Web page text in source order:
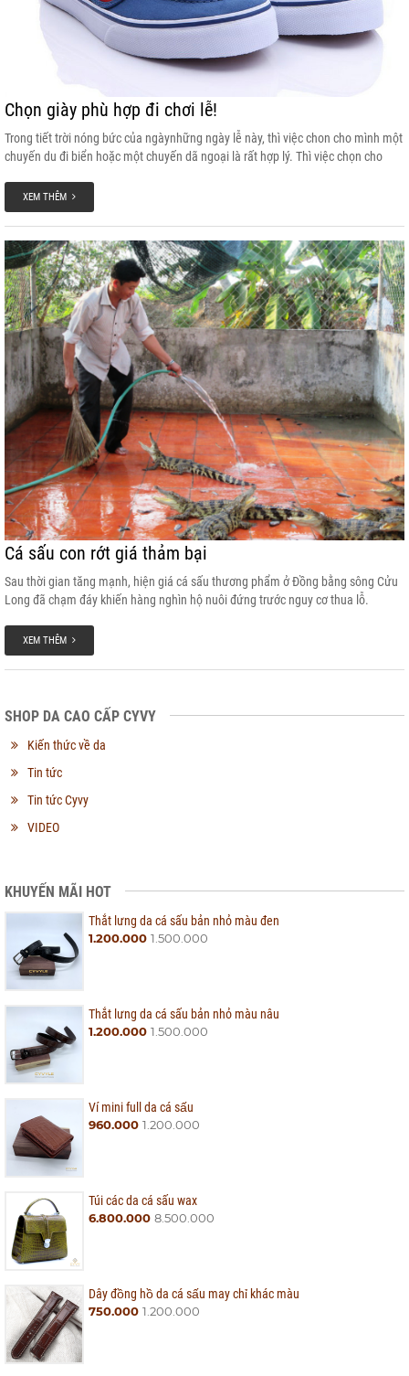
Chọn giày phù hợp đi chơi lễ!
Trong tiết trời nóng bức của ngàynhững ngày lễ này, thì việc chon cho mình một
chuyến du đi biển hoặc một chuyến dã ngoại là rất hợp lý. Thì việc chọn cho
kiểu giày đi du lịch đẹp và thoải mái bạn nên chọn lựa cho chuyến đi của mình.
XEM THÊM
Cá sấu con rớt giá thảm bại
Sau thời gian tăng mạnh, hiện giá cá sấu thương phẩm ở Đồng bằng sông Cửu
Long đã chạm đáy khiến hàng nghìn hộ nuôi đứng trước nguy cơ thua lỗ.
XEM THÊM
SHOP DA CAO CẤP CYVY
Kiến thức về da
Tin tức
Tin tức Cyvy
VIDEO
KHUYẾN MÃI HOT
Thắt lưng da cá sấu bản nhỏ màu đen
1.200.000 1.500.000
Thắt lưng da cá sấu bản nhỏ màu nâu
1.200.000 1.500.000
Ví mini full da cá sấu
960.000 1.200.000
Túi các da cá sấu wax
6.800.000 8.500.000
Dây đồng hồ da cá sấu may chỉ khác màu
750.000 1.200.000